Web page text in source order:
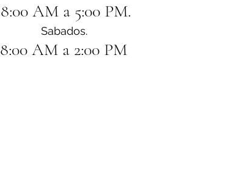
8:00 AM a 5:00 PM.
Sabados.
8:00 AM a 2:00 PM